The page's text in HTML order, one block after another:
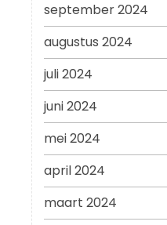
september 2024
augustus 2024
juli 2024
juni 2024
mei 2024
april 2024
maart 2024